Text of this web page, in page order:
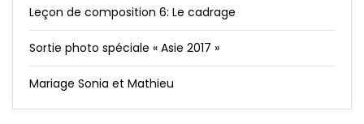
Leçon de composition 6: Le cadrage
Sortie photo spéciale « Asie 2017 »
Mariage Sonia et Mathieu